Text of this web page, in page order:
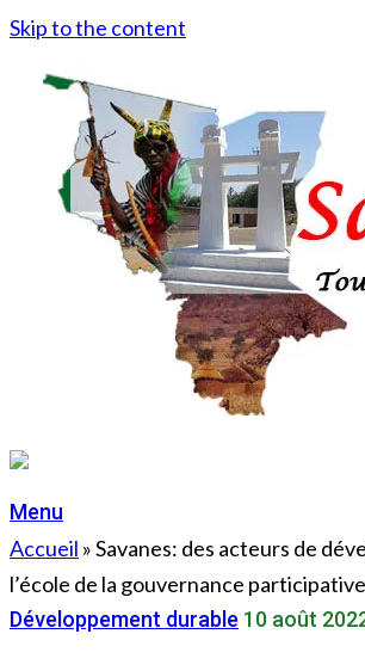
Skip to the content
Menu
Accueil »Savanes: des acteurs de
l’école de la gouvernance participative
Développement durable 10 août